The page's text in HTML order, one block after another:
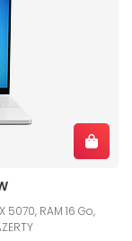
RAM 16 Go,